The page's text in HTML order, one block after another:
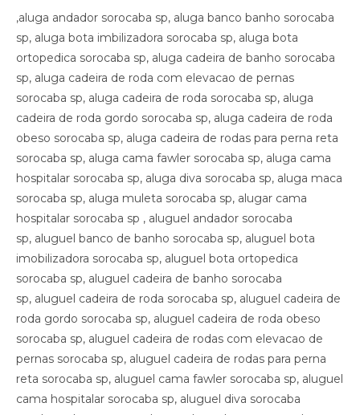
,aluga andador sorocaba sp, aluga banco banho sorocaba
sp, aluga bota imbilizadora sorocaba sp, aluga bota
ortopedica sorocaba sp, aluga cadeira de banho sorocaba
sp, aluga cadeira de roda com elevacao de pernas
sorocaba sp, aluga cadeira de roda sorocaba sp, aluga
cadeira de roda gordo sorocaba sp, aluga cadeira de roda
obeso sorocaba sp, aluga cadeira de rodas para perna reta
sorocaba sp, aluga cama fawler sorocaba sp, aluga cama
hospitalar sorocaba sp, aluga diva sorocaba sp, aluga maca
sorocaba sp, aluga muleta sorocaba sp, alugar cama
hospitalar sorocaba sp , aluguel andador sorocaba
sp, aluguel banco de banho sorocaba sp, aluguel bota
imobilizadora sorocaba sp, aluguel bota ortopedica
sorocaba sp, aluguel cadeira de banho sorocaba
sp, aluguel cadeira de roda sorocaba sp, aluguel cadeira de
roda gordo sorocaba sp, aluguel cadeira de roda obeso
sorocaba sp, aluguel cadeira de rodas com elevacao de
pernas sorocaba sp, aluguel cadeira de rodas para perna
reta sorocaba sp, aluguel cama fawler sorocaba sp, aluguel
cama hospitalar sorocaba sp, aluguel diva sorocaba